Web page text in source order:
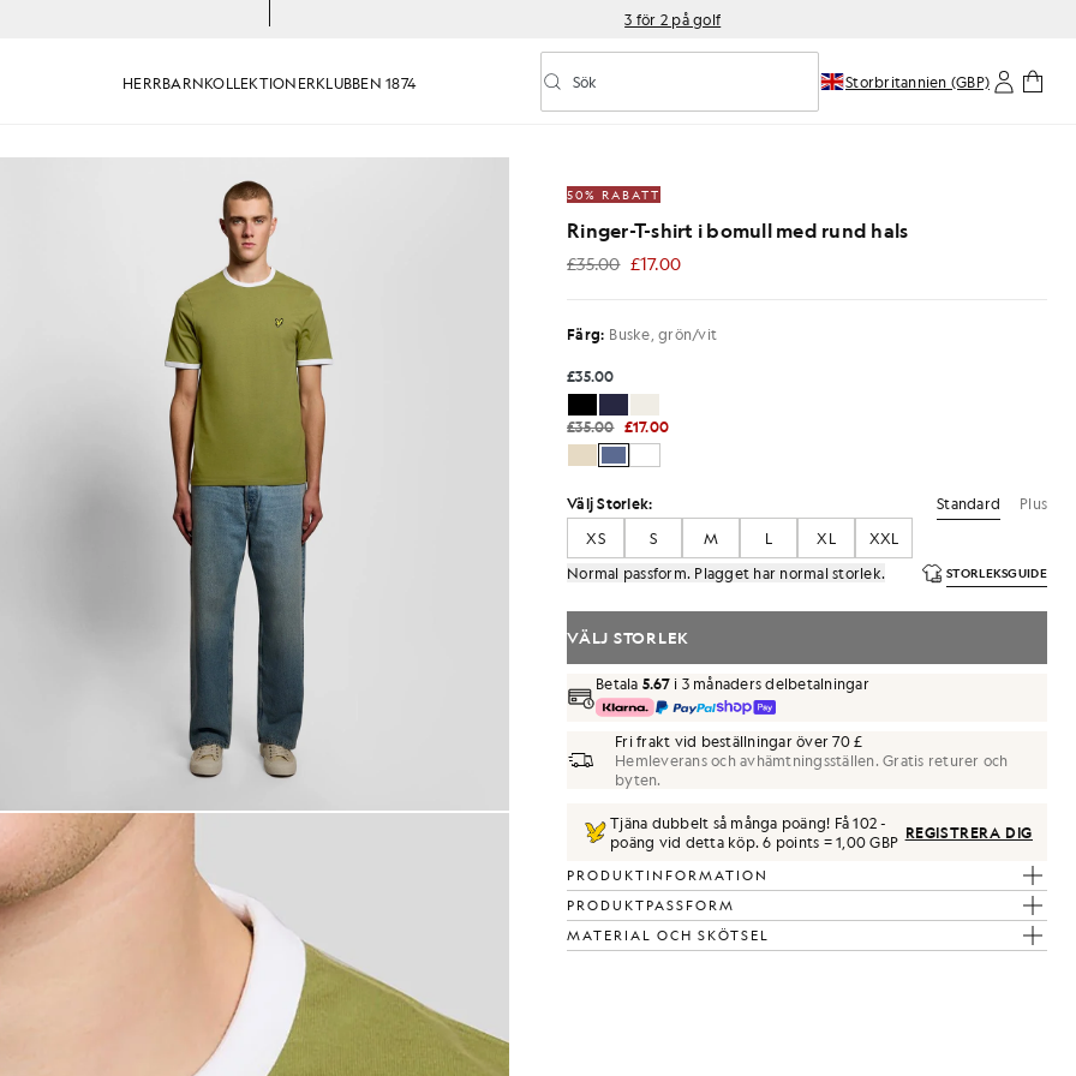
3 för 2 på golf
HERRBARNKOLLEKTIONERKLUBBEN 1874 Aktivera/inaktivera prediktiv sökning
Sök Storbritannien (GBP)
bär en Ringer-T-shirt i bomull med rund hals i färgen buskgrön/vit
50% RABATT
Ringer-T-shirt i bomull med rund hals
£35.00 £17.00
£17.00
Färg: Buske, grön/vit
£35.00
£35.00 £17.00
Välj Storlek: Standard
Plus
XS
S M L XL
XXL
Normal passform. Plagget har normal storlek.
STORLEKSGUIDE
VÄLJ STORLEK
Betala 5.67i 3 månaders delbetalningar
Fri frakt vid beställningar över 70 £
Hemleverans och avhämtningsställen. Gratis returer och
byten.
Tjäna dubbelt så många poäng! Få102-
poäng vid detta köp.6 points = 1,00 GBP REGISTRERA DIG
PRODUKTINFORMATION
PRODUKTPASSFORM
MATERIAL OCH SKÖTSEL